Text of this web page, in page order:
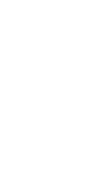
kommt, ich